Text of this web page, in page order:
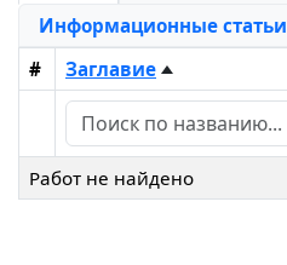
Информационные статьи
#
Заглавие
Работ не найдено